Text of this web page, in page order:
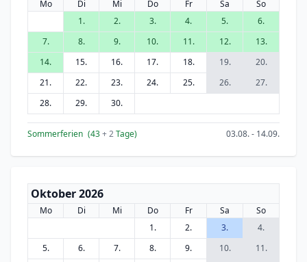
Mo Di Mi Do Fr Sa
So
1.
2. 3. 4. 5.
6.
7.
8. 9. 10. 11. 12.
13.
14.
15. 16. 17. 18. 19.
20.
21.
22. 23. 24. 25. 26.
27.
28.
29. 30.
Sommerferien (43+ 2Tage) 03.08. - 14.09.
Oktober 2026
Mo Di Mi Do Fr Sa
So
1.
2. 3.
4.
5.
6. 7. 8. 9. 10.
11.